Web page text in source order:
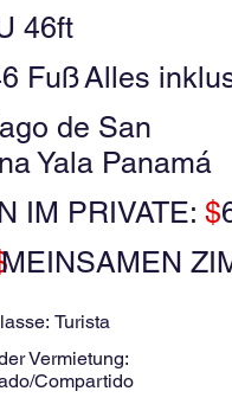
46ft
FußAlles
de San
Yala Panamá
IM PRIVATE:$
Turista
Vermietung:
Compartido